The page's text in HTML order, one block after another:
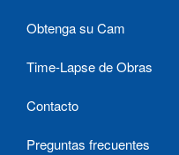
Obtenga su Cam
Time-Lapse de Obras
Contacto
Preguntas frecuentes